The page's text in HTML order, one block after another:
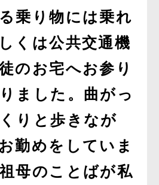
乗り物には乗れ
くは公共交通機
のお宅へお参り
ました。曲がっ
りと歩きなが
勤めをしていま
母のことばが私